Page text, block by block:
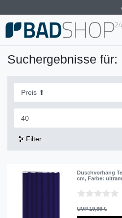
Suchergebnisse für:
Filter
Duschvorhang
cm, Farbe:
UVP 19,99 €